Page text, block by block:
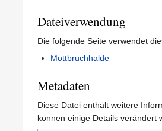
Dateiverwendung
Die folgende Seite verwendet
Mottbruchhalde
Metadaten
Diese Datei enthält weitere
können einige Details verändert